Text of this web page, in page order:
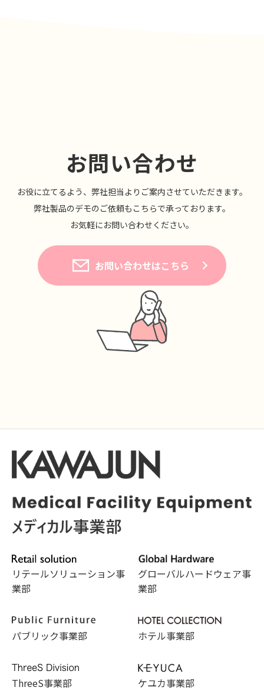
お問い合わせ
お役に⽴てるよう、弊社担当よりご案内させていただきます。
弊社製品のデモのご依頼もこちらで承っております。
お気軽にお問い合わせください。
お問い合わせはこちら
リテールソリューション事
業部
グローバルハードウェア事
業部
パブリック事業部 ホテル事業部
ThreeS事業部 ケユカ事業部